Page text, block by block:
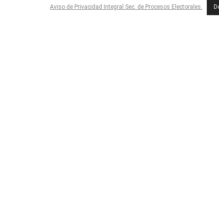
Aviso de Privacidad Integral Sec. de Procesos Electorales.